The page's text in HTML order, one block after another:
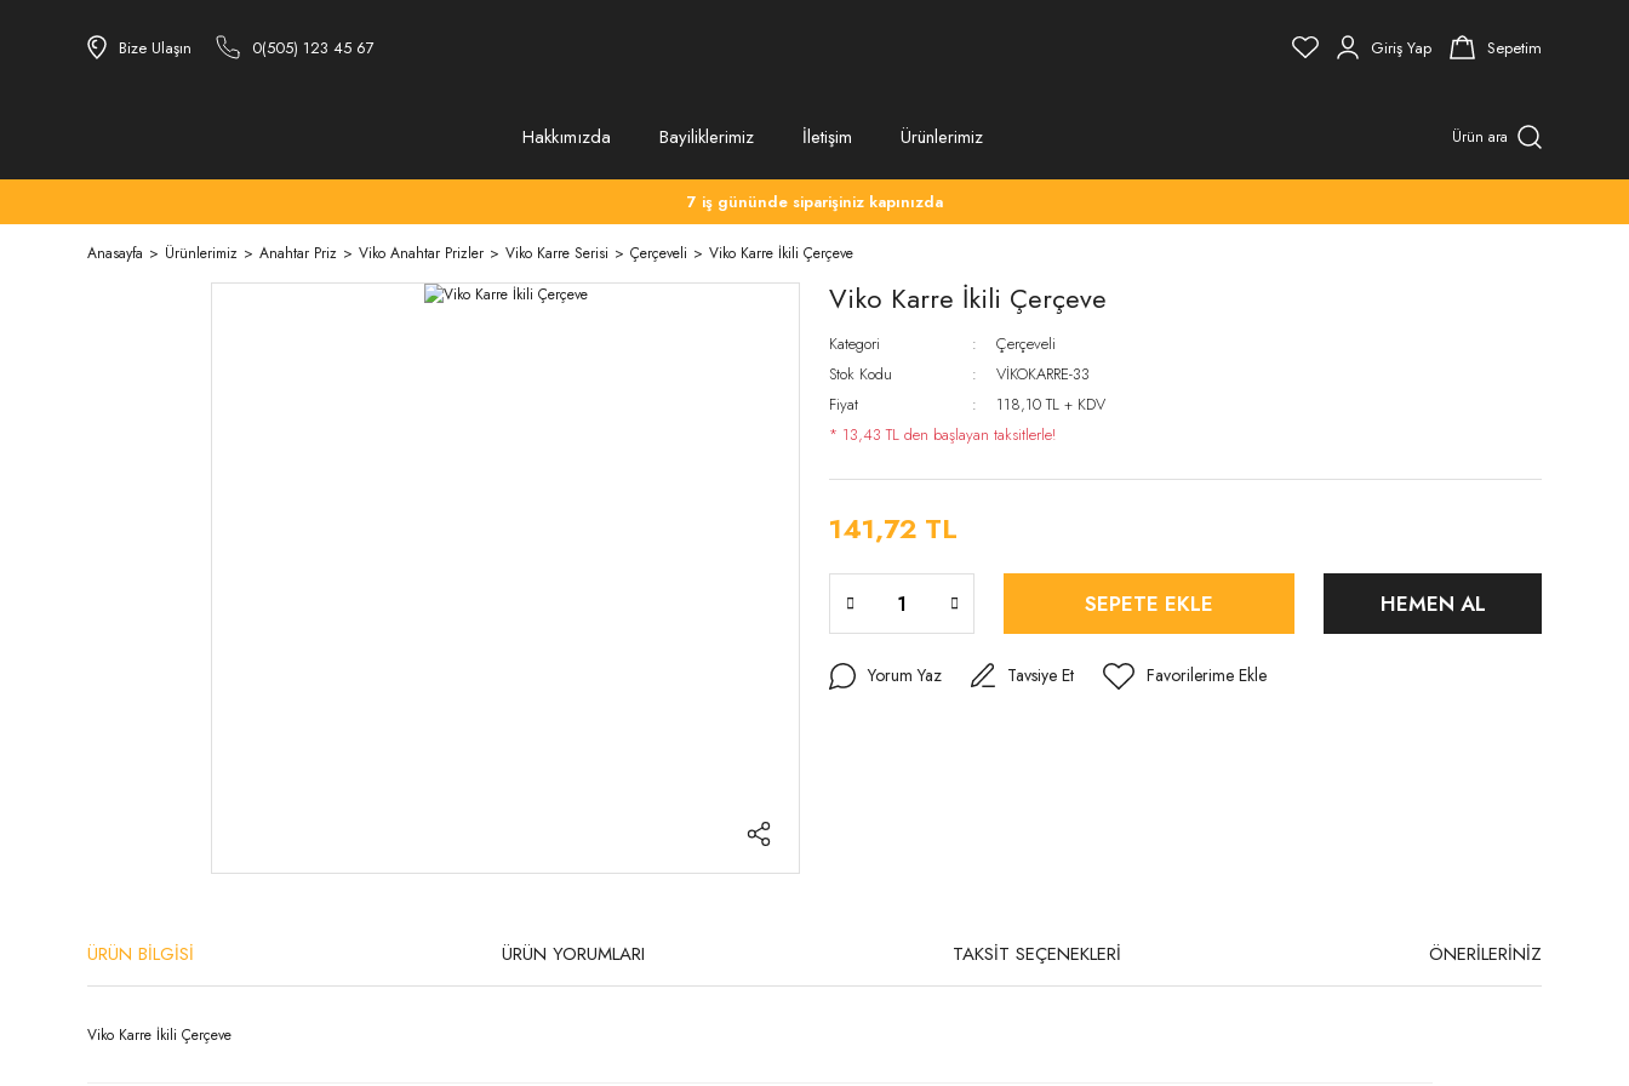
Bize Ulaşın 0(505) 123 45 67 Giriş Yap Sepetim
Hakkımızda Bayiliklerimiz İletişim Ürünlerimiz Ürün ara
7 iş gününde siparişiniz kapınızda
Anasayfa Ürünlerimiz Anahtar Priz Viko Anahtar Prizler Viko Karre Serisi Çerçeveli Viko Karre İkili Çerçeve
Viko Karre İkili Çerçeve
Kategori
Çerçeveli
Stok Kodu
VİKOKARRE-33
Fiyat
118,10 TL + KDV
* 13,43 TL den başlayan taksitlerle!
141,72 TL
SEPETE EKLE HEMEN AL
Yorum Yaz Tavsiye Et
ÜRÜN BİLGİSİ ÜRÜN YORUMLARI TAKSİT SEÇENEKLERİ ÖNERİLERİNİZ
Viko Karre İkili Çerçeve